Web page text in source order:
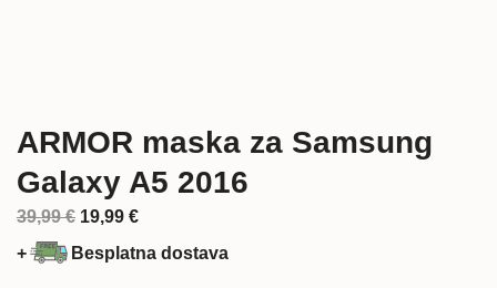
ARMOR maska za Samsung
Galaxy A5 2016
39,99€ Izvorna
cijena
19,99 €Trenutna
cijena
+ Besplatna dostava